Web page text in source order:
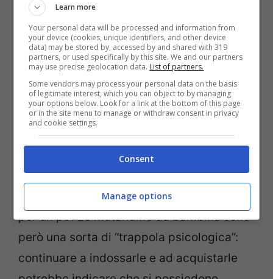
intimo da bambina indica una
ancora in fase di sviluppo,forse un po’
spaventata all’idea di crescerema che
custodisce nel cuore ancora tanta
allegria ed ottimismo.
Chi ha cassetti pieni di mutande a fiorellini
dovrebbe farsi qualche domanda e
chiedersi se, forse, è arrivato il momento di
crescere oppure sta benissimo così ancora
per un po’. Le mutandine da bambina sono
però una sorta di “trappola psicologica”:
continuare a indossarle e ad acquistarle
Learn more
Your personal data will be processed and information from
your device (cookies, unique identifiers, and other device
data) may be stored by, accessed by and shared with 319
partners, or used specifically by this site. We and our partners
may use precise geolocation data. List of partners.
Some vendors may process your personal data on the basis
of legitimate interest, which you can object to by managing
your options below. Look for a link at the bottom of this page
or in the site menu to manage or withdraw consent in privacy
and cookie settings.
Consent
Manage options